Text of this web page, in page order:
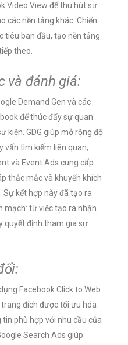
Video View để thu hút sự
các nền tảng khác. Chiến
tiêu ban đầu, tạo nền tảng
theo.
và đánh giá:
Demand Gen và các
để thúc đẩy sự quan
kiện. GDG giúp mở rộng độ
vấn tìm kiếm liên quan;
và Event Ads cung cấp
thắc mắc và khuyến khích
kết hợp này đã tạo ra
mạch: từ việc tạo ra nhận
quyết định tham gia sự
Facebook Click to Web
đích được tối ưu hóa
phù hợp với nhu cầu của
Search Ads giúp